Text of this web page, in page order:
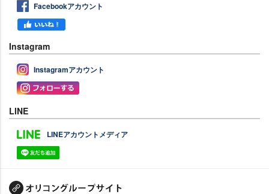
Facebookアカウント
Instagram
Instagramアカウント
LINE
LINEアカウントメディア